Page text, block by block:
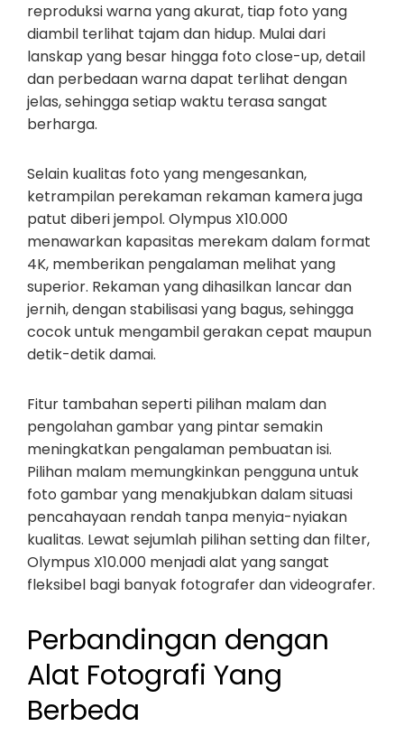
reproduksi warna yang akurat, tiap foto yang
diambil terlihat tajam dan hidup. Mulai dari
lanskap yang besar hingga foto close-up, detail
dan perbedaan warna dapat terlihat dengan
jelas, sehingga setiap waktu terasa sangat
berharga.
Selain kualitas foto yang mengesankan,
ketrampilan perekaman rekaman kamera juga
patut diberi jempol. Olympus X10.000
menawarkan kapasitas merekam dalam format
4K, memberikan pengalaman melihat yang
superior. Rekaman yang dihasilkan lancar dan
jernih, dengan stabilisasi yang bagus, sehingga
cocok untuk mengambil gerakan cepat maupun
detik-detik damai.
Fitur tambahan seperti pilihan malam dan
pengolahan gambar yang pintar semakin
meningkatkan pengalaman pembuatan isi.
Pilihan malam memungkinkan pengguna untuk
foto gambar yang menakjubkan dalam situasi
pencahayaan rendah tanpa menyia-nyiakan
kualitas. Lewat sejumlah pilihan setting dan filter,
Olympus X10.000 menjadi alat yang sangat
fleksibel bagi banyak fotografer dan videografer.
Perbandingan dengan
Alat Fotografi Yang
Berbeda